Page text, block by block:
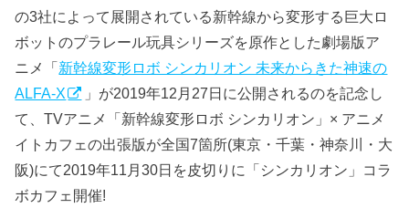
の3社によって展開されている新幹線から変形する巨大ロ
ボットのプラレール玩具シリーズを原作とした劇場版ア
ニメ「新幹線変形ロボ シンカリオン 未来からきた神速の
ALFA-X
」が2019年12月27日に公開されるのを記念し
て、TVアニメ「新幹線変形ロボ シンカリオン」× アニメ
イトカフェの出張版が全国7箇所(東京・千葉・神奈川・大
阪)にて2019年11月30日を皮切りに「シンカリオン」コラ
ボカフェ開催!